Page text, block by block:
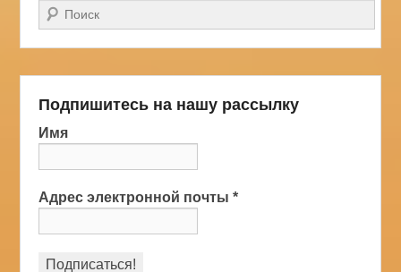
Поиск
Подпишитесь на нашу рассылку
Имя
Адрес электронной почты*